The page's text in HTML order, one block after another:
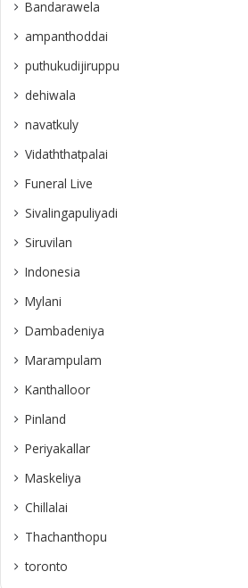
Siruvilan
Indonesia
Mylani
Dambadeniya
Marampulam
Kanthalloor
Pinland
Periyakallar
Maskeliya
Chillalai
Thachanthopu
toronto